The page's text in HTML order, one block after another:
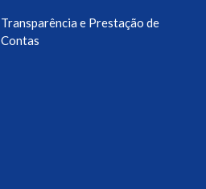
Transparência e Prestação de
Contas